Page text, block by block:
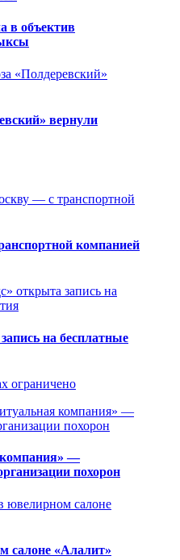
в объектив
вернули
компанией
на бесплатные
ограничено
компания» —
похорон
салоне «Алалит»